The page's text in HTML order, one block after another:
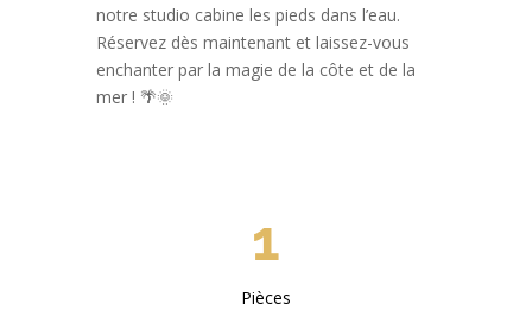
notre studio cabine les pieds dans l’eau.
Réservez dès maintenant et laissez-vous
enchanter par la magie de la côte et de la
mer ! 🌴🌞
1
Pièces